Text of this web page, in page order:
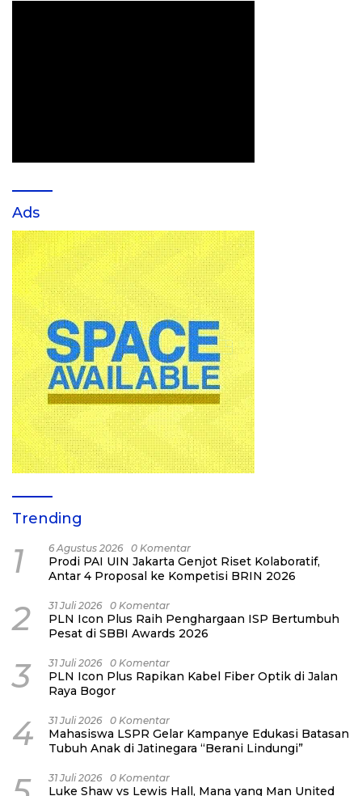
Ads
Trending
1 6 Agustus 2026 0 Komentar
Prodi PAI UIN Jakarta Genjot Riset Kolaboratif,
Antar 4 Proposal ke Kompetisi BRIN 2026
2 31 Juli 2026 0 Komentar
PLN Icon Plus Raih Penghargaan ISP Bertumbuh
Pesat di SBBI Awards 2026
3 31 Juli 2026 0 Komentar
PLN Icon Plus Rapikan Kabel Fiber Optik di Jalan
Raya Bogor
4 31 Juli 2026 0 Komentar
Mahasiswa LSPR Gelar Kampanye Edukasi Batasan
Tubuh Anak di Jatinegara “Berani Lindungi”
31 Juli 2026 0 Komentar
Luke Shaw vs Lewis Hall, Mana yang Man United